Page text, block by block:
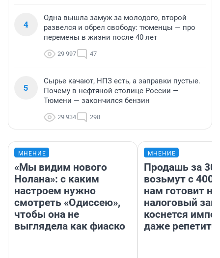
4
Одна вышла замуж за молодого, второй
развелся и обрел свободу: тюменцы — про
перемены в жизни после 40 лет
29 997 47
5
Сырье качают, НПЗ есть, а заправки пустые.
Почему в нефтяной столице России —
Тюмени — закончился бензин
29 934 298
МНЕНИЕ
«Мы видим нового
Нолана»: с каким
настроем нужно
смотреть «Одиссею»,
чтобы она не
выглядела как фиаско
МНЕНИЕ
Продашь за
возьмут с
нам готовит
налоговый
коснется
даже